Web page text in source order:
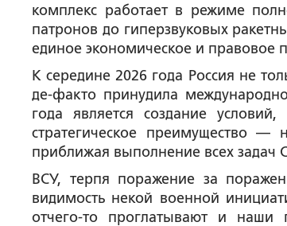
комплекс работает в режиме
патронов до гиперзвуковых
единое экономическое и правовое
К середине 2026 года Россия не
де-факто принудила
года является создание
стратегическое преимущество
приближая выполнение всех
ВСУ, терпя поражение за
видимость некой военной
отчего-то проглатывают и